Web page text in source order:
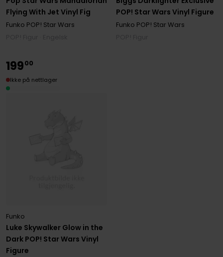
Flying With Jet Vinyl Fig
Funko POP! Star Wars
POP! Star Wars Vinyl Figure
Funko POP! Star Wars
Luke Skywalker Glow in the
Dark POP! Star Wars Vinyl
Figure
Funko
19900
Ikke på nettlager